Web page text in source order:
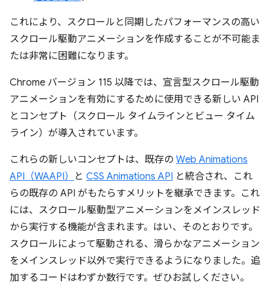
これにより、スクロールと同期したパフォーマンスの高い
スクロール駆動アニメーションを作成することが不可能ま
たは非常に困難になります。
Chrome バージョン 115 以降では、宣言型スクロール駆動
アニメーションを有効にするために使用できる新しい API
とコンセプト（スクロール タイムラインとビュー タイム
ライン）が導入されています。
これらの新しいコンセプトは、既存の Web Animations
API（WAAPI）
と CSS Animations API と統合され、これ
らの既存の API がもたらすメリットを継承できます。これ
には、スクロール駆動型アニメーションをメインスレッド
から実行する機能が含まれます。はい、そのとおりです。
スクロールによって駆動される、滑らかなアニメーション
をメインスレッド以外で実行できるようになりました。追
加するコードはわずか数行です。ぜひお試しください。